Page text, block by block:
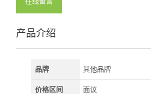
产品介绍
品牌 其他品牌
价格区间 面议